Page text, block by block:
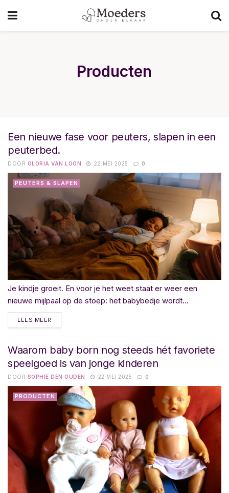
Producten
Een nieuwe fase voor peuters, slapen in een
peuterbed.
DOOR GLORIA VAN LOON 22 MEI 2025 0
PEUTERS & SLAPEN
Je kindje groeit. En voor je het weet staat er weer een
nieuwe mijlpaal op de stoep: het babybedje wordt...
LEES MEER
Waarom baby born nog steeds hét favoriete
speelgoed is van jonge kinderen
DOOR SOPHIE DEN OUDEN 22 MEI 2025 0
PRODUCTEN